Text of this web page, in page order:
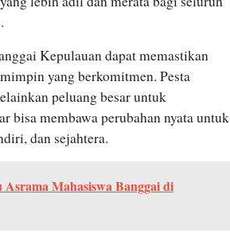
Kepulauan dapat memastikan
yang berkomitmen. Pesta
peluang besar untuk
bisa membawa perubahan nyata untuk
dan sejahtera.
Mahasiswa Banggai di